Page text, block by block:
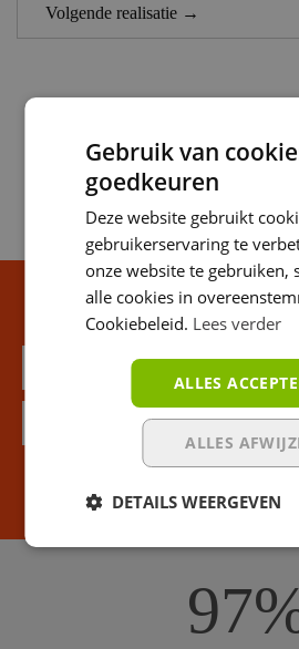
Volgende realisatie →
Blijf op de hoogte van
Gebruik van
goedkeuren
Deze website gebruikt
gebruikerservaring te
onze website te gebruiken,
alle cookies in
Cookiebeleid. Lees verder
ALLES
ALLES
DETAILS WEERGEVEN